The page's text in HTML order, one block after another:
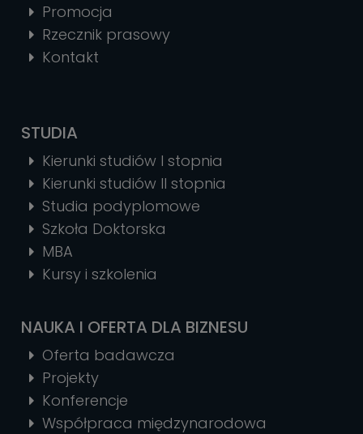
Promocja
Rzecznik prasowy
Kontakt
STUDIA
Kierunki studiów I stopnia
Kierunki studiów II stopnia
Studia podyplomowe
Szkoła Doktorska
MBA
Kursy i szkolenia
NAUKA I OFERTA DLA BIZNESU
Oferta badawcza
Projekty
Konferencje
Współpraca międzynarodowa